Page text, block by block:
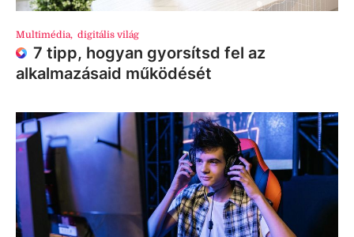
Multimédia, digitális világ
7 tipp, hogyan gyorsítsd fel az
alkalmazásaid működését